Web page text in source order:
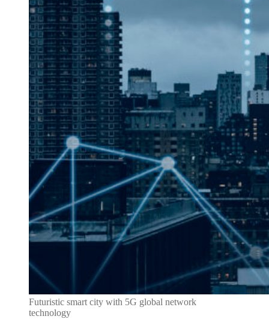
Futuristic smart city with 5G global network
technology